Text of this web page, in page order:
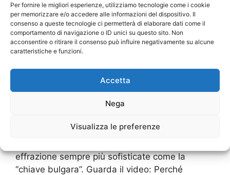
Per fornire le migliori esperienze, utilizziamo tecnologie come i cookie
per memorizzare e/o accedere alle informazioni del dispositivo. Il
consenso a queste tecnologie ci permetterà di elaborare dati come il
comportamento di navigazione o ID unici su questo sito. Non
acconsentire o ritirare il consenso può influire negativamente su alcune
caratteristiche e funzioni.
Accetta
Nega
Visualizza le preferenze
La conversione della serratura da doppia
mappa a cilindro europeo è un intervento di
porte blindate. Le serrature a doppia mappa,
effrazione sempre più sofisticate come la
“chiave bulgara”. Guarda il video: Perché